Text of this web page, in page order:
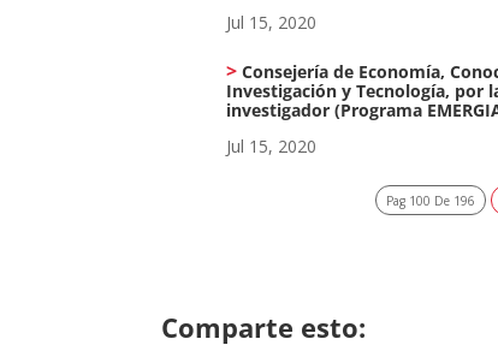
Jul 15, 2020
Consejería de Economía,
Investigación y Tecnología, por
investigador (Programa
Jul 15, 2020
Pag 100 De 196
Comparte esto: